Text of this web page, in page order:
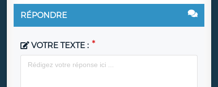
RÉPONDRE
VOTRE TEXTE :